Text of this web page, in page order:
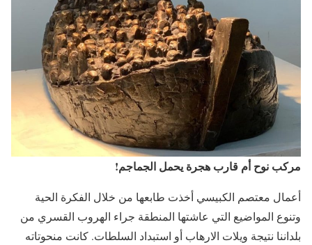
مركب نوح أم قارب هجرة يحمل الجماجم!
أعمال معتصم الكبيسي أخذت طابعها من خلال الفكرة الحية
وتنوع المواضيع التي عاشتها المنطقة جراء الهروب القسري من
بلداننا نتيجة ويلات الارهاب أو استبداد السلطات. كانت منحوتاته